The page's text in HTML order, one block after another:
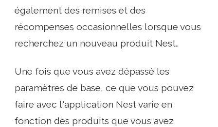
également des remises et des
récompenses occasionnelles lorsque vous
recherchez un nouveau produit Nest..
Une fois que vous avez dépassé les
paramètres de base, ce que vous pouvez
faire avec l'application Nest varie en
fonction des produits que vous avez